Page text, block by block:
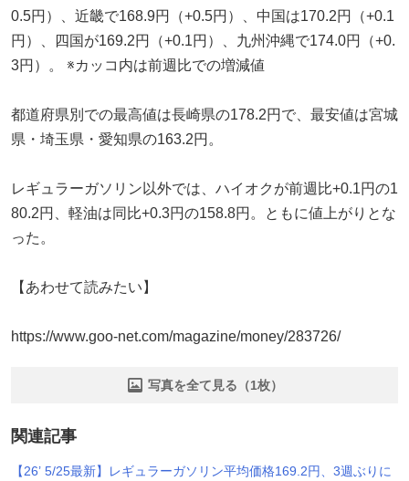
0.5円）、近畿で168.9円（+0.5円）、中国は170.2円（+0.1
円）、四国が169.2円（+0.1円）、九州沖縄で174.0円（+0.
3円）。 ※カッコ内は前週比での増減値
都道府県別での最高値は長崎県の178.2円で、最安値は宮城
県・埼玉県・愛知県の163.2円。
レギュラーガソリン以外では、ハイオクが前週比+0.1円の1
80.2円、軽油は同比+0.3円の158.8円。ともに値上がりとな
った。
【あわせて読みたい】
https://www.goo-net.com/magazine/money/283726/
写真を全て見る（1枚）
関連記事
【26’ 5/25最新】レギュラーガソリン平均価格169.2円、3週ぶりに